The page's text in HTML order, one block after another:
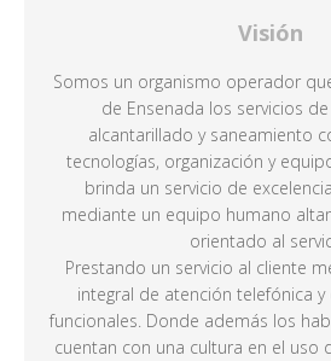
Visión
Somos un organismo operador
de Ensenada los servicios
alcantarillado y saneamiento
tecnologías, organización y
brinda un servicio de
mediante un equipo humano
orientado al
Prestando un servicio al cliente
integral de atención telefónica
funcionales. Donde además los
cuentan con una cultura en el uso